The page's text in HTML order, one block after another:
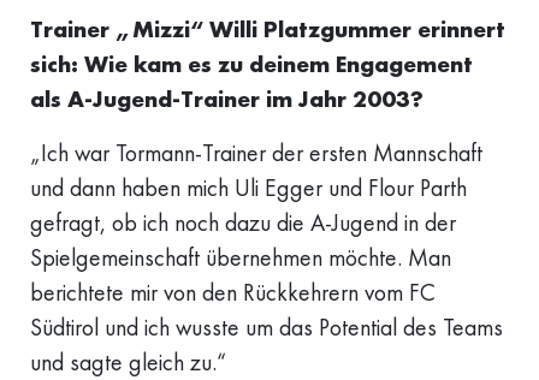
Trainer „Mizzi“ Willi Platzgummer erinnert
sich: Wie kam es zu deinem Engagement
als A-Jugend-Trainer im Jahr 2003?
„Ich war Tormann-Trainer der ersten Mannschaft
und dann haben mich Uli Egger und Flour Parth
gefragt, ob ich noch dazu die A-Jugend in der
Spielgemeinschaft übernehmen möchte. Man
berichtete mir von den Rückkehrern vom FC
Südtirol und ich wusste um das Potential des Teams
und sagte gleich zu.“